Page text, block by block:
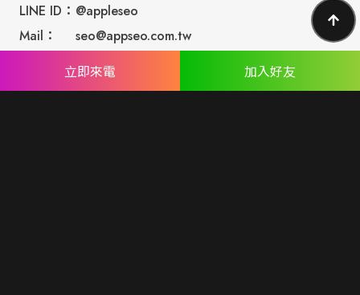
LINE ID： @appleseo
Mail：
seo@appseo.com.tw
WRITE
台南總公司：台南市北區西門路四段533巷77號
立即來電 加入好友